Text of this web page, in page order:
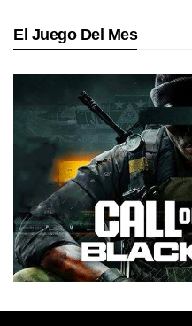
El Juego Del Mes